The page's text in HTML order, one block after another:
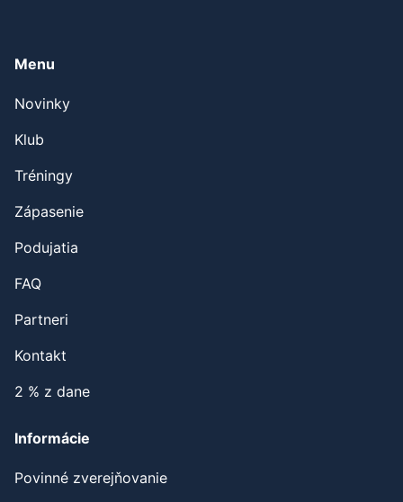
Menu
Novinky
Klub
Tréningy
Zápasenie
Podujatia
FAQ
Partneri
Kontakt
2 % z dane
Informácie
Povinné zverejňovanie